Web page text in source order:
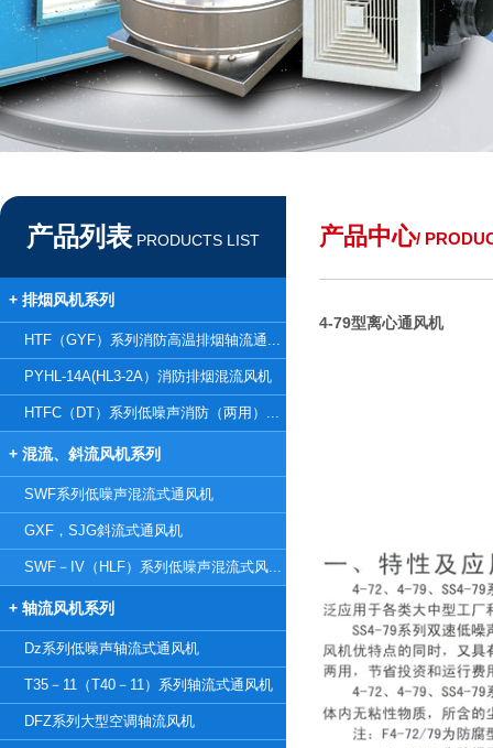
产品列表 PRODUCTS LIST
+ 排烟风机系列
HTF（GYF）系列消防高温排烟轴流通...
PYHL-14A(HL3-2A）消防排烟混流风机
HTFC（DT）系列低噪声消防（两用）...
+ 混流、斜流风机系列
SWF系列低噪声混流式通风机
GXF，SJG斜流式通风机
SWF－IV（HLF）系列低噪声混流式风...
+ 轴流风机系列
Dz系列低噪声轴流式通风机
T35－11（T40－11）系列轴流式通风机
DFZ系列大型空调轴流风机
产品中心/
4-79型离心通风机